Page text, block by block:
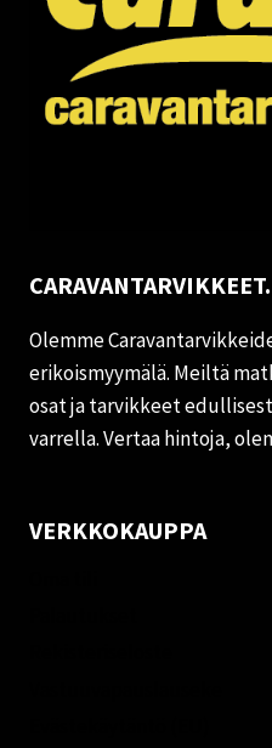
Olemme
erikoismyymälä. Meiltä
osat ja tarvikkeet
varrella. Vertaa hintoja,
VERKKOKAUPPA